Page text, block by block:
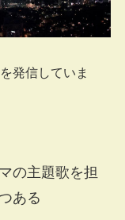
発信していま
の主題歌を担
ある